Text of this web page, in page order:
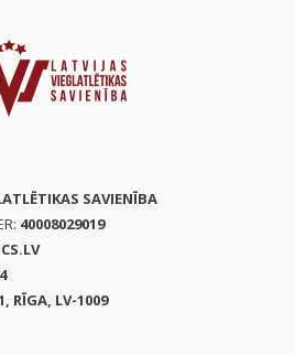
SAVIENĪBA
40008029019
RĪGA, LV-1009